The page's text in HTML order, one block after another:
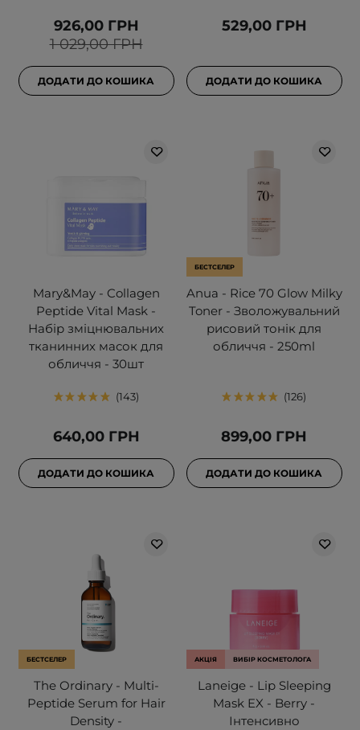
1 029,00 ГРН
926,00 ГРН
ДОДАТИ ДО КОШИКА
529,00 ГРН
ДОДАТИ ДО КОШИКА
Mary&May - Collagen
Peptide Vital Mask -
Набір зміцнювальних
тканинних масок для
обличчя - 30шт
143
640,00 ГРН
ДОДАТИ ДО КОШИКА
БЕСТСЕЛЕР
Anua - Rice 70 Glow Milky
Toner - Зволожувальний
рисовий тонік для
обличчя - 250ml
126
899,00 ГРН
ДОДАТИ ДО КОШИКА
БЕСТСЕЛЕР
The Ordinary - Multi-
Peptide Serum for Hair
Density -
АКЦІЯ ВИБІР КОСМЕТОЛОГА
Laneige - Lip Sleeping
Mask EX - Berry -
Інтенсивно